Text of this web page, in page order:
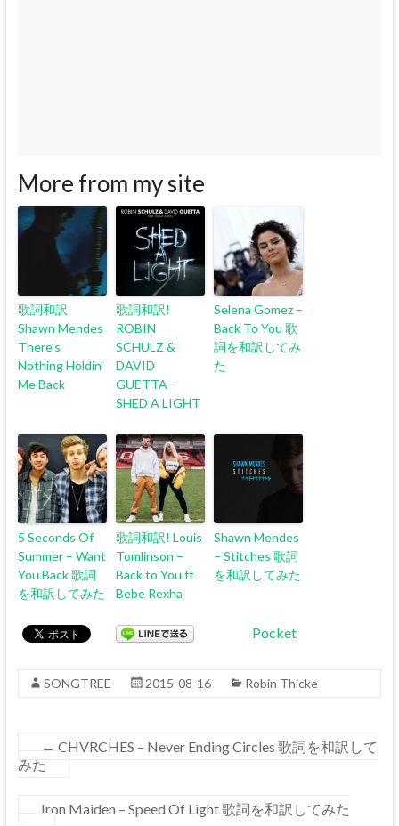
More from my site
歌詞和訳
Shawn Mendes
There’s
Nothing Holdin’
Me Back
歌詞和訳!
ROBIN
SCHULZ &
DAVID
GUETTA –
SHED A LIGHT
Selena Gomez –
Back To You 歌
詞を和訳してみ
た
5 Seconds Of
Summer – Want
You Back 歌詞
を和訳してみた
歌詞和訳! Louis
Tomlinson –
Back to You ft
Bebe Rexha
Shawn Mendes
– Stitches 歌詞
を和訳してみた
Pocket
SONGTREE 2015-08-16 Robin Thicke
← CHVRCHES – Never Ending Circles 歌詞を和訳して
みた
Iron Maiden – Speed Of Light 歌詞を和訳してみた